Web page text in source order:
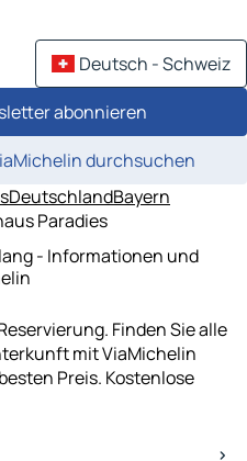
Deutsch - Schweiz
abonnieren
durchsuchen
DeutschlandBayern
Paradies
- Informationen und
Finden Sie alle
mit ViaMichelin
Preis. Kostenlose